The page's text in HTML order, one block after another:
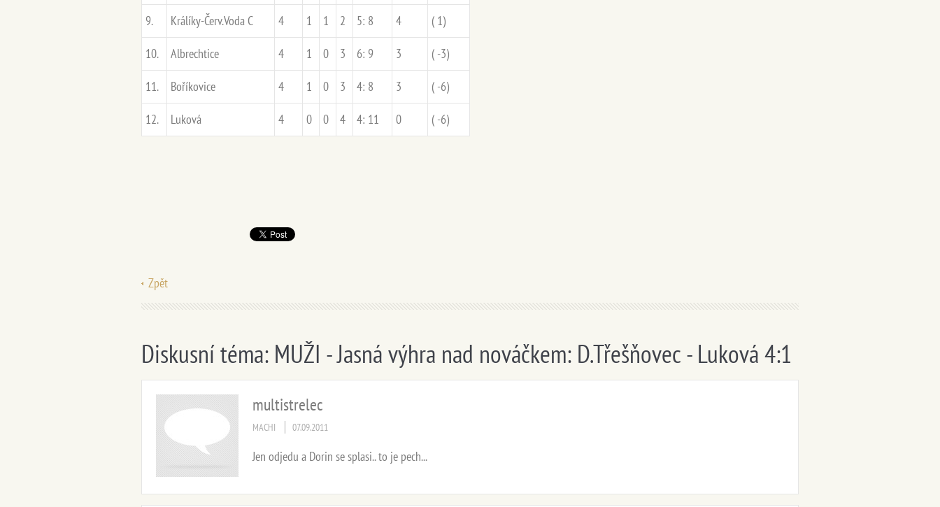
9. Králíky-Červ.Voda C 4 1 1 2 5: 8 4 ( 1)
10. Albrechtice 4 1 0 3 6: 9 3 ( -3)
11. Boříkovice 4 1 0 3 4: 8 3 ( -6)
12. Luková 4 0 0 4 4: 11 0 ( -6)
Zpět
Diskusní téma: MUŽI - Jasná výhra nad nováčkem: D.Třešňovec - Luková 4:1
multistrelec
MACHI 07.09.2011
Jen odjedu a Dorin se splasi.. to je pech...